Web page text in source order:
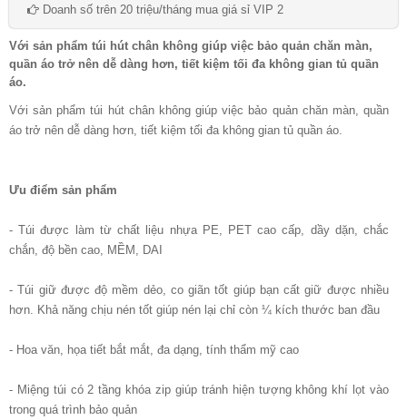
Doanh số trên 20 triệu/tháng mua giá sỉ VIP 2
Với sản phẩm túi hút chân không giúp việc bảo quản chăn màn,
quần áo trở nên dễ dàng hơn, tiết kiệm tối đa không gian tủ quần
áo.
Với sản phẩm túi hút chân không giúp việc bảo quản chăn màn, quần
áo trở nên dễ dàng hơn, tiết kiệm tối đa không gian tủ quần áo.
Ưu điểm sản phẩm
- Túi được làm từ chất liệu nhựa PE, PET cao cấp, dầy dặn, chắc
chắn, độ bền cao, MỀM, DAI
- Túi giữ được độ mềm dẻo, co giãn tốt giúp bạn cất giữ được nhiều
hơn. Khả năng chịu nén tốt giúp nén lại chỉ còn ¼ kích thước ban đầu
- Hoa văn, họa tiết bắt mắt, đa dạng, tính thẩm mỹ cao
- Miệng túi có 2 tầng khóa zip giúp tránh hiện tượng không khí lọt vào
trong quá trình bảo quản